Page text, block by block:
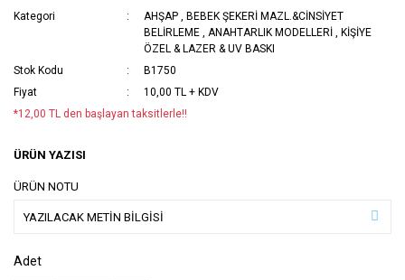
Kategori AHŞAP , BEBEK ŞEKERİ MAZL.&CİNSİYET
BELİRLEME ,ANAHTARLIK MODELLERİ , KİŞİYE
ÖZEL & LAZER & UV BASKI
Stok Kodu
B1750
Fiyat
10,00 TL + KDV
*12,00 TL den başlayan taksitlerle!!
ÜRÜN YAZISI
ÜRÜN NOTU
Adet